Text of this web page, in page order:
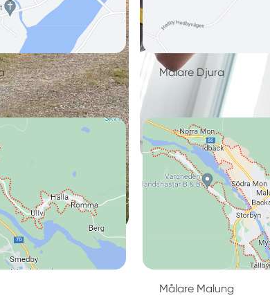
Målare Djura
Målare Malung